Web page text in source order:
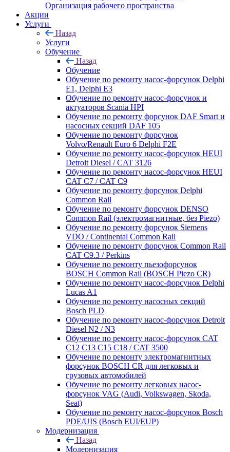
Организация рабочего пространства
Акции
Услуги
Назад
Услуги
Обучение
Назад
Обучение
Обучение по ремонту насос-форсунок Delphi
E1, Delphi E3
Обучение по ремонту насос-форсунок и
актуаторов Scania HPI
Обучение по ремонту форсунок DAF Smart и
насосных секций DAF 105
Обучение по ремонту форсунок
Volvo/Renault Euro 6 Delphi F2E
Обучение по ремонту насос-форсунок HEUI
Detroit Diesel / CAT 3126
Обучение по ремонту насос-форсунок HEUI
CAT C7 / CAT C9
Обучение по ремонту форсунок Delphi
Common Rail
Обучение по ремонту форсунок DENSO
Common Rail (электромагнитные, без Piezo)
Обучение по ремонту форсунок Siemens
VDO / Continental Common Rail
Обучение по ремонту форсунок Common Rail
CAT C9.3 / Perkins
Обучение по ремонту пьезофорсунок
BOSCH Common Rail (BOSCH Piezo CR)
Обучение по ремонту насос-форсунок Delphi
Lucas A1
Обучение по ремонту насосных секций
Bosch PLD
Обучение по ремонту насос-форсунок Detroit
Diesel N2 / N3
Обучение по ремонту насос-форсунок CAT
C12 C13 C15 C18 / CAT 3500
Обучение по ремонту электромагнитных
форсунок BOSCH CR для легковых и
грузовых автомобилей
Обучение по ремонту легковых насос-
форсунок VAG (Audi, Volkswagen, Skoda,
Seat)
Обучение по ремонту насос-форсунок Bosch
PDE/UIS (Bosch EUI/EUP)
Модернизация
Назад
Модернизация